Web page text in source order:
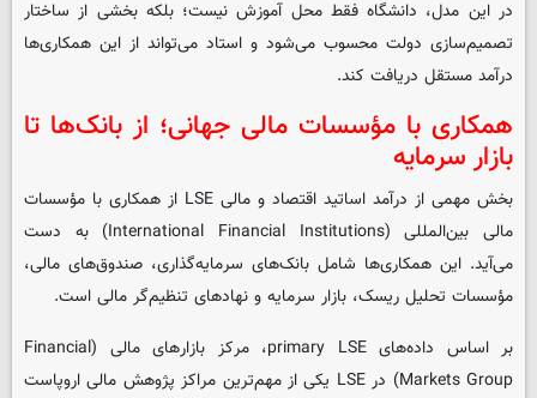
در این مدل، دانشگاه فقط محل آموزش نیست؛ بلکه بخشی از ساختار
تصمیم‌سازی دولت محسوب می‌شود و استاد می‌تواند از این همکاری‌ها
درآمد مستقل دریافت کند.
همکاری با مؤسسات مالی جهانی؛ از بانک‌ها تا
بازار سرمایه
بخش مهمی از درآمد اساتید اقتصاد و مالی LSE از همکاری با مؤسسات
مالی بین‌المللی (International Financial Institutions) به دست
می‌آید. این همکاری‌ها شامل بانک‌های سرمایه‌گذاری، صندوق‌های مالی،
مؤسسات تحلیل ریسک، بازار سرمایه و نهادهای تنظیم‌گر مالی است.
بر اساس داده‌های primary LSE، مرکز بازارهای مالی (Financial
Markets Group) در LSE یکی از مهم‌ترین مراکز پژوهش مالی اروپاست